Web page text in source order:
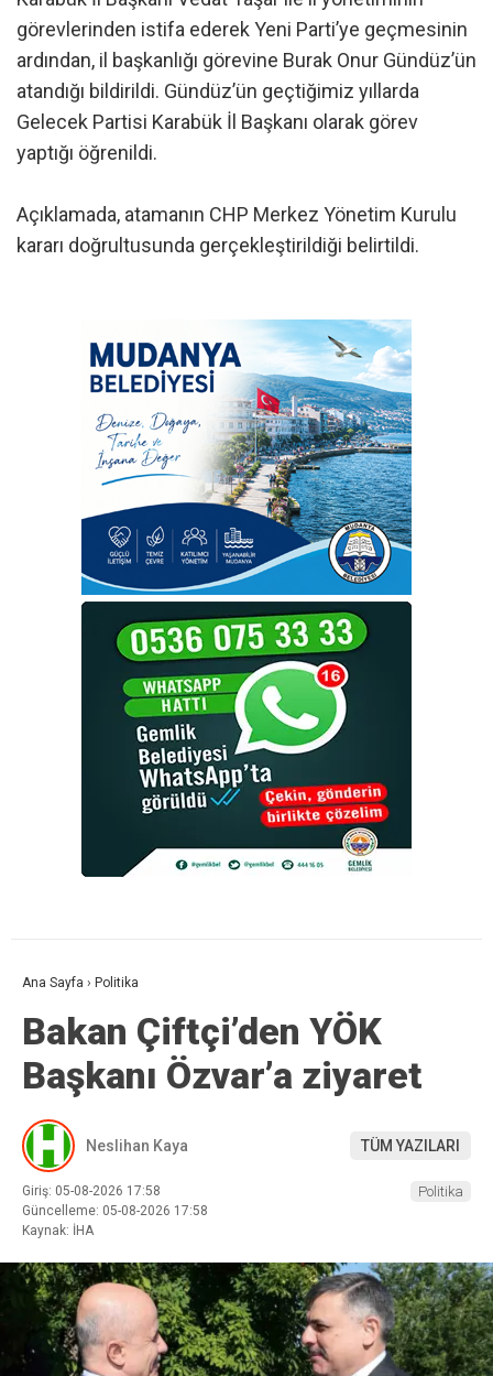
görevlerinden istifa ederek Yeni Parti’ye geçmesinin
ardından, il başkanlığı görevine Burak Onur Gündüz’ün
atandığı bildirildi. Gündüz’ün geçtiğimiz yıllarda
Gelecek Partisi Karabük İl Başkanı olarak görev
yaptığı öğrenildi.
Açıklamada, atamanın CHP Merkez Yönetim Kurulu
kararı doğrultusunda gerçekleştirildiği belirtildi.
Ana Sayfa › Politika
Bakan Çiftçi’den YÖK
Başkanı Özvar’a ziyaret
Neslihan Kaya TÜM YAZILARI
Giriş: 05-08-2026 17:58
Güncelleme: 05-08-2026 17:58
Kaynak: İHA
Politika